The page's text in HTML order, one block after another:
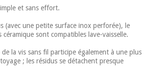
et sans effort.
(avec une petite surface inox perforée), le
sont compatibles lave-vaisselle.
de la vis sans fil participe également à une plus
; les résidus se détachent presque